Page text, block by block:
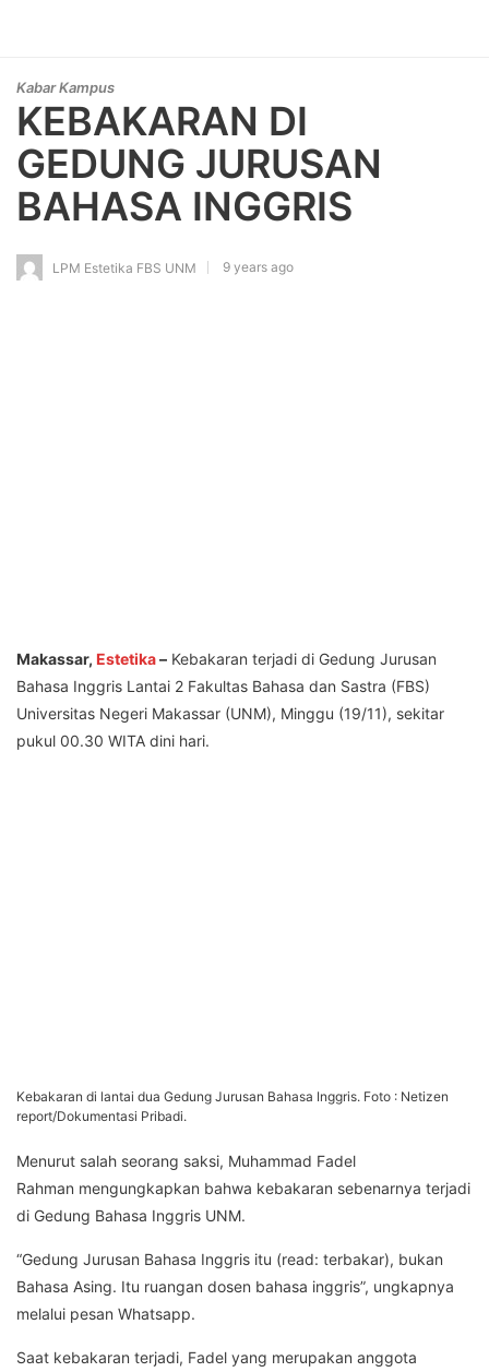
Kabar Kampus
KEBAKARAN DI
GEDUNG JURUSAN
BAHASA INGGRIS
LPM Estetika FBS UNM 9 years ago
Makassar, Estetika– Kebakaran terjadi di Gedung Jurusan
Bahasa Inggris Lantai 2 Fakultas Bahasa dan Sastra (FBS)
Universitas Negeri Makassar (UNM), Minggu (19/11), sekitar
pukul 00.30 WITA dini hari.
Kebakaran di lantai dua Gedung Jurusan Bahasa Inggris. Foto : Netizen
report/Dokumentasi Pribadi.
Menurut salah seorang saksi, Muhammad Fadel
Rahman mengungkapkan bahwa kebakaran sebenarnya terjadi
di Gedung Bahasa Inggris UNM.
“Gedung Jurusan Bahasa Inggris itu (read: terbakar), bukan
Bahasa Asing. Itu ruangan dosen bahasa inggris”, ungkapnya
melalui pesan Whatsapp.
Saat kebakaran terjadi, Fadel yang merupakan anggota